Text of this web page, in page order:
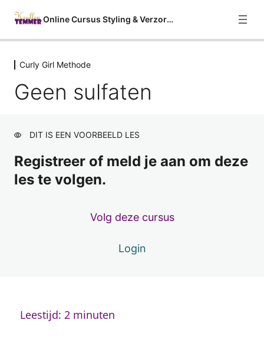
Online Cursus Styling & Verzorging
Welkom
2 lessen
Curly Girl Methode
Geen siliconen
Proteine
Curly Girl Methode
Geen sulfaten
DIT IS EEN VOORBEELD LES
Registreer of meld je aan om deze
les te volgen.
Volg deze cursus
Login
Leestijd: 2 minuten